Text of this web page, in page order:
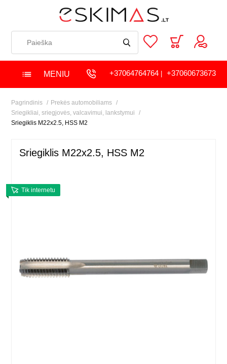
MENIU +37064764764| +37060673673
Pagrindinis
Prekės automobiliams
Sriegikliai, sriegjovės, valcavimui, lankstymui
Sriegiklis M22x2.5, HSS M2
Sriegiklis M22x2.5, HSS M2
Tik internetu